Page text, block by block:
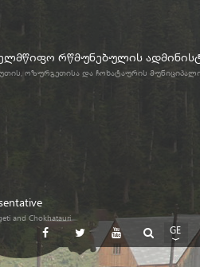
რწმუნებულის
ოზურგეთისა და ჩოხატაურის
and Chokhatauri
GE
EN